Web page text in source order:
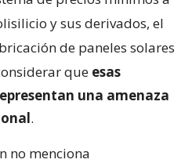
y sus derivados, el
de paneles solares
que esas
una amenaza
.
no menciona